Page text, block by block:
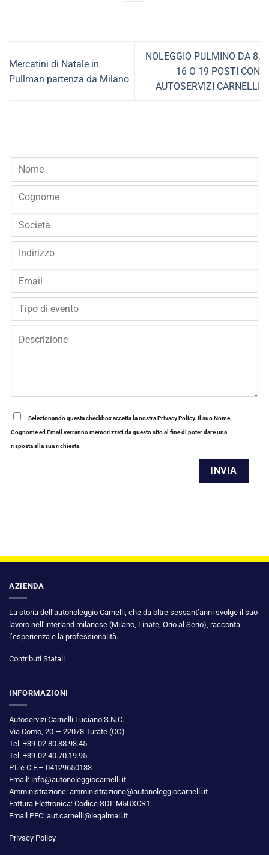
Mercatini di Natale in
Pullman partenza da Milano
NOLEGGIO PULMINO DA 8,
16 O 19 POSTI CON
AUTOSERVIZI CARNELLI
Selezionando questa checkbox accetta la nostra Privacy Policy. Il suo Nome,
Cognome ed Email verranno memorizzati da questo sito al fine di poter dare una
risposta alla sua richiesta.
AZIENDA
La storia dell’autonoleggio Carnelli, che da oltre sessant’anni svolge il suo
lavoro nell’interland milanese (Milano, Linate, Orio al Serio), racconta
l’esperienza e la professionalità.
Contributi Statali
INFORMAZIONI
Autoservizi Carnelli Luciano S.N.C.
Via Como, 20 — 22078 Turate (CO)
Tel. +39-02 80.88.93.45
Tel. +39-02 40.70.19.95
P.I. e C.F.– 04129650133
Email: info@autonoleggiocarnelli.it
Amministrazione: amministrazione@autonoleggiocarnelli.it
Fattura Elettronica: Codice SDI: M5UXCR1
Email PEC: aut.carnelli@legalmail.it
Privacy Policy